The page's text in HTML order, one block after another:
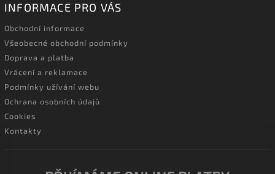
INFORMACE PRO VÁS
Obchodní informace
Všeobecné obchodní podmínky
Doprava a platba
Vrácení a reklamace
Podmínky užívání webu
Ochrana osobních údajů
Cookies
Kontakty